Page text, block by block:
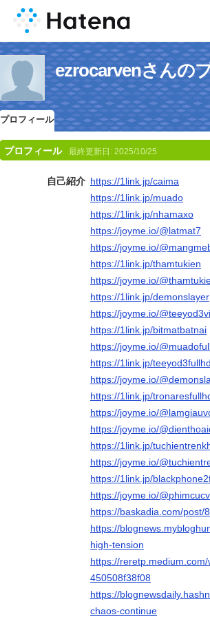
ezrocarvenさんの
プロフィール
プロフィール 最終更新日: 2025/10/25
自己紹介 https://1link.jp/caima
https://1link.jp/muado
https://1link.jp/nhamaxo
https://joyme.io/@latmat7
https://joyme.io/
https://1link.jp/thamtukien
https://joyme.io/
https://1link.jp/demonslayer
https://joyme.io/
https://1link.jp/bitmatbatnai
https://joyme.io/
https://1link.jp/teeyod3fullhd
https://joyme.io/
https://1link.jp/
https://joyme.io/
https://joyme.io/
https://1link.jp/
https://joyme.io/
https://1link.jp/
https://joyme.io/
https://baskadia.com/post/
https://
high-tension
https://
450508f38f08
https://
chaos-continue